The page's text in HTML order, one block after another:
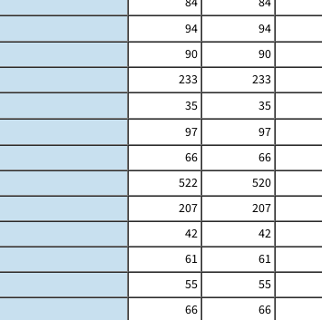
94 94
90 90
233 233
35 35
97 97
66 66
522 520
207 207
42 42
61 61
55 55
66 66